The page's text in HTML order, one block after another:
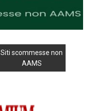
Siti scommesse non
AAMS